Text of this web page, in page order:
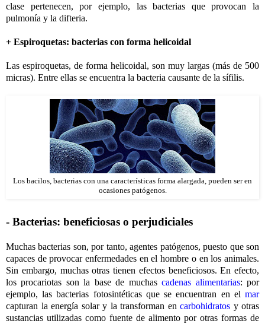
clase pertenecen, por ejemplo, las bacterias que provocan la
pulmonía y la difteria.
+ Espiroquetas: bacterias con forma helicoidal
Las espiroquetas, de forma helicoidal, son muy largas (más de 500
micras). Entre ellas se encuentra la bacteria causante de la sífilis.
Los bacilos, bacterias con una características forma alargada, pueden ser en
ocasiones patógenos.
- Bacterias: beneficiosas o perjudiciales
Muchas bacterias son, por tanto, agentes patógenos, puesto que son
capaces de provocar enfermedades en el hombre o en los animales.
Sin embargo, muchas otras tienen efectos beneficiosos. En efecto,
los procariotas son la base de muchascadenas alimentarias: por
ejemplo, las bacterias fotosintéticas que se encuentran en el mar
capturan la energía solar y la transforman en carbohidratos y otras
sustancias utilizadas como fuente de alimento por otras formas de